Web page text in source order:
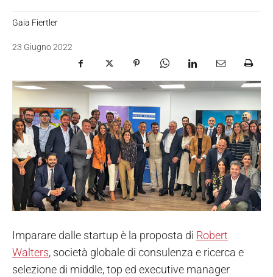
Gaia Fiertler
23 Giugno 2022
Imparare dalle startup è la proposta di Robert
Walters, società globale di consulenza e ricerca e
selezione di middle, top ed executive manager